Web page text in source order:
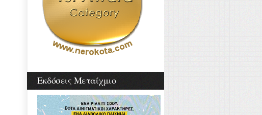
Εκδόσεις Μεταίχμιο